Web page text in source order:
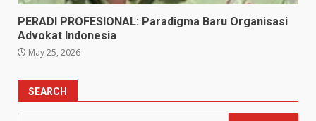
PERADI PROFESIONAL: Paradigma Baru Organisasi
Advokat Indonesia
May 25, 2026
SEARCH